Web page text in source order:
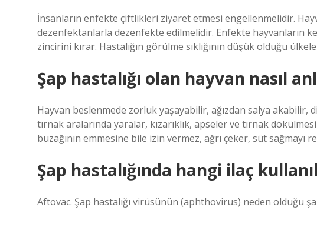
İnsanların enfekte çiftlikleri ziyaret etmesi engellenmelidir.
dezenfektanlarla dezenfekte edilmelidir. Enfekte hayvanların
zincirini kırar. Hastalığın görülme sıklığının düşük olduğu
Şap hastalığı olan hayvan nasıl
Hayvan beslenmede zorluk yaşayabilir, ağızdan salya akabilir,
tırnak aralarında yaralar, kızarıklık, apseler ve tırnak
buzağının emmesine bile izin vermez, ağrı çeker, süt sağmayı
Şap hastalığında hangi ilaç
Aftovac. Şap hastalığı virüsünün (aphthovirus) neden olduğu